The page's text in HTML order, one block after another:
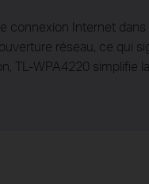
connexion Internet
réseau, ce qui
TL-WPA4220 simplifie